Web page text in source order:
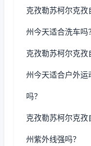
克孜勒苏柯尔克孜
州今天适合洗车吗
克孜勒苏柯尔克孜
州今天适合户外运
吗？
克孜勒苏柯尔克孜
州紫外线强吗？